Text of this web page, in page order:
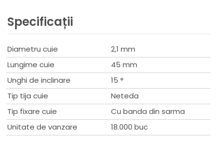
Specificații
Diametru cuie
2,1 mm
Lungime cuie
45 mm
Unghi de inclinare
15 °
Tip tija cuie
Neteda
Tip fixare cuie
Cu banda din sarma
Unitate de vanzare
18.000 buc